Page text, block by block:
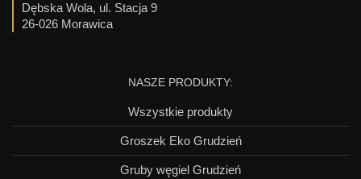
Dębska Wola, ul. Stacja 9
26-026 Morawica
NASZE PRODUKTY:
Wszystkie produkty
Groszek Eko Grudzień
Gruby węgiel Grudzień